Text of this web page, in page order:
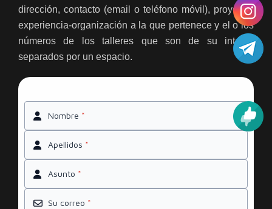
dirección, contacto (email o teléfono móvil), proyecto-
experiencia-organización a la que pertenece y el o los
números de los talleres que son de su interés
separados por un espacio.
Nombre *
Apellidos *
Asunto *
Su correo *